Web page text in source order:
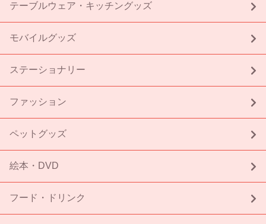
テーブルウェア・キッチングッズ
モバイルグッズ
ステーショナリー
ファッション
ペットグッズ
絵本・DVD
フード・ドリンク